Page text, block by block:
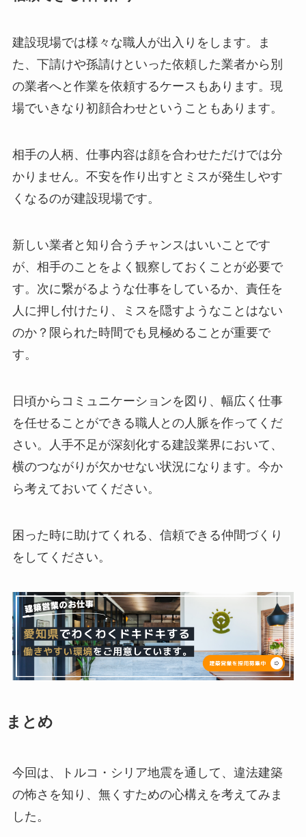
建設現場では様々な職人が出入りをします。ま
た、下請けや孫請けといった依頼した業者から別
の業者へと作業を依頼するケースもあります。現
場でいきなり初顔合わせということもあります。
相手の人柄、仕事内容は顔を合わせただけでは分
かりません。不安を作り出すとミスが発生しやす
くなるのが建設現場です。
新しい業者と知り合うチャンスはいいことです
が、相手のことをよく観察しておくことが必要で
す。次に繋がるような仕事をしているか、責任を
人に押し付けたり、ミスを隠すようなことはない
のか？限られた時間でも見極めることが重要で
す。
日頃からコミュニケーションを図り、幅広く仕事
を任せることができる職人との人脈を作ってくだ
さい。人手不足が深刻化する建設業界において、
横のつながりが欠かせない状況になります。今か
ら考えておいてください。
困った時に助けてくれる、信頼できる仲間づくり
をしてください。
まとめ
今回は、トルコ・シリア地震を通して、違法建築
の怖さを知り、無くすための心構えを考えてみま
した。